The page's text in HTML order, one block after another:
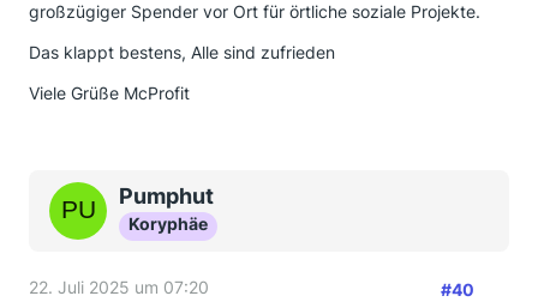
großzügiger Spender vor Ort für örtliche soziale Projekte.
Das klappt bestens, Alle sind zufrieden
Viele Grüße McProfit
Pumphut
Koryphäe
22. Juli 2025 um 07:20 #40